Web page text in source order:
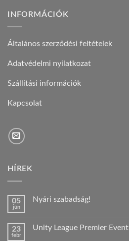
INFORMÁCIÓK
Általános szerződési feltételek
Adatvédelmi nyilatkozat
Szállítási információk
Kapcsolat
HÍREK
05
jún
Nyári szabadság!
Nyári
23
febr
Unity League Premier Event